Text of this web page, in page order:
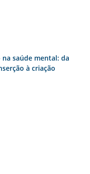
saúde mental: da
à criação